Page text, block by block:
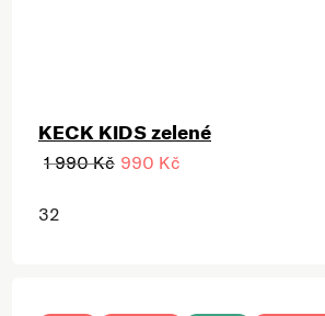
KECK KIDS zelené
1 990 Kč 990 Kč
32